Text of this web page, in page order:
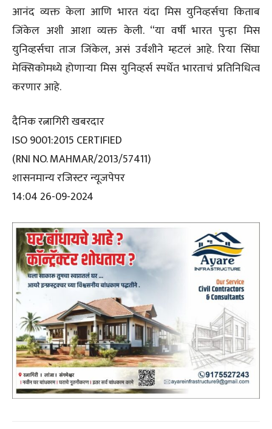
आनंद व्यक्त केला आणि भारत यंदा मिस युनिव्हर्सचा किताब
जिंकेल अशी आशा व्यक्त केली. “या वर्षी भारत पुन्हा मिस
युनिव्हर्सचा ताज जिंकेल, असं उर्वशीने म्हटलं आहे. रिया सिंघा
मेक्सिकोमध्ये होणाऱ्या मिस युनिव्हर्स स्पर्धेत भारताचं प्रतिनिधित्व
करणार आहे.
दैनिक रत्नागिरी खबरदार
ISO 9001:2015 CERTIFIED
(RNI NO. MAHMAR/2013/57411)
शासनमान्य रजिस्टर न्यूजपेपर
14:04 26-09-2024